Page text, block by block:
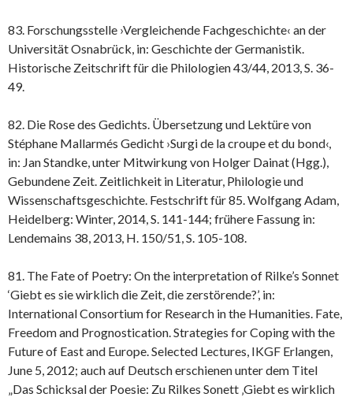
83. Forschungsstelle ›Vergleichende Fachgeschichte‹ an der
Universität Osnabrück, in: Geschichte der Germanistik.
Historische Zeitschrift für die Philologien 43/44, 2013, S. 36-
49.
82. Die Rose des Gedichts. Übersetzung und Lektüre von
Stéphane Mallarmés Gedicht ›Surgi de la croupe et du bond‹,
in: Jan Standke, unter Mitwirkung von Holger Dainat (Hgg.),
Gebundene Zeit. Zeitlichkeit in Literatur, Philologie und
Wissenschaftsgeschichte. Festschrift für 85. Wolfgang Adam,
Heidelberg: Winter, 2014, S. 141-144; frühere Fassung in:
Lendemains 38, 2013, H. 150/51, S. 105-108.
81. The Fate of Poetry: On the interpretation of Rilke’s Sonnet
‘Giebt es sie wirklich die Zeit, die zerstörende?’, in:
International Consortium for Research in the Humanities. Fate,
Freedom and Prognostication. Strategies for Coping with the
Future of East and Europe. Selected Lectures, IKGF Erlangen,
June 5, 2012; auch auf Deutsch erschienen unter dem Titel
„Das Schicksal der Poesie: Zu Rilkes Sonett ‚Giebt es wirklich